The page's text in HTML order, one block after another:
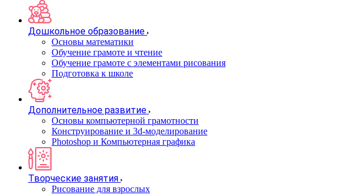
Дошкольное образование
Основы математики
Обучение грамоте и чтение
Обучение грамоте с элементами рисования
Подготовка к школе
Дополнительное развитие
Основы компьютерной грамотности
Конструирование и 3d-моделирование
Photoshop и Компьютерная графика
Творческие занятия
Рисование для взрослых